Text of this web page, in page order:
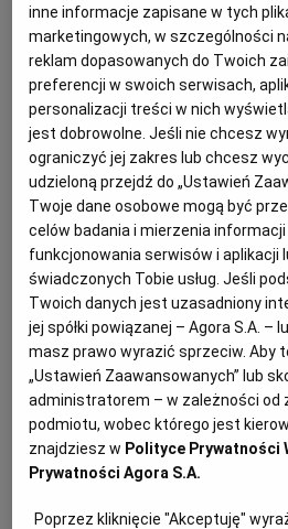
zamówienia publicznego.
Ustawodawca w przepisach
publicznych[1]
roku wprowadził między
zwiększyć zainteresowanie
podejmowaniem decyzji o
przedsiębiorcami
zamówienia publicznego.
Jednym z nowych rozwiązań
powyższego celu jest
klasycznych o wartości
trybu podstawowego z
negocjacji w celu ulepszenia
inne informacje zapisane w tych
marketingowych, w szczególności
reklam dopasowanych do Twoich
preferencji w swoich serwisach,
personalizacji treści w nich
jest dobrowolne. Jeśli nie chcesz
ograniczyć jej zakres lub chcesz
udzieloną przejdź do „Ustawień
Twoje dane osobowe mogą być
celów badania i mierzenia
funkcjonowania serwisów i aplikacji
świadczonych Tobie usług. Jeśli
Twoich danych jest uzasadniony
jej spółki powiązanej – Agora S.A. –
masz prawo wyrazić sprzeciw. Aby
„Ustawień Zaawansowanych” lub
administratorem – w zależności od
podmiotu, wobec którego jest
znajdziesz w Polityce Prywatności
Prywatności Agora S.A.
Poprzez kliknięcie "Akceptuję"